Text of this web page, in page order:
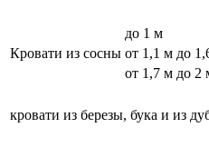
Кровати из сосны
до 1 м
от 1,1 м до
от 1,7 м до 2
кровати из березы, бука и из